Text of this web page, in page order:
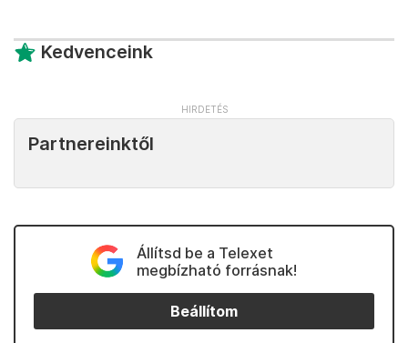
Kedvenceink
Partnereinktől
Állítsd be a Telexet
megbízható forrásnak!
Beállítom